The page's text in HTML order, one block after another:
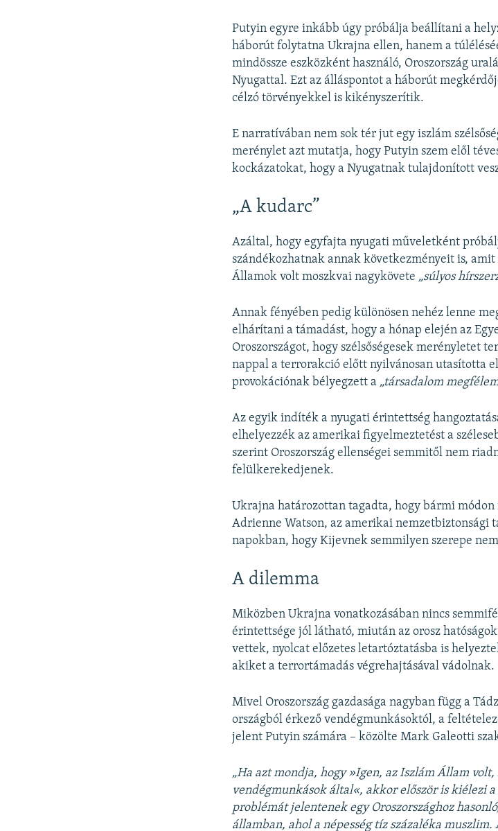
Putyin egyre inkább úgy próbálja beállítani a
háborút folytatna Ukrajna ellen, hanem a
mindössze eszközként használó, Oroszország
Nyugattal. Ezt az álláspontot a háborút
célzó törvényekkel is kikényszerítik.
E narratívában nem sok tér jut egy iszlám
merénylet azt mutatja, hogy Putyin szem elől
kockázatokat, hogy a Nyugatnak tulajdonított
„A kudarc”
Azáltal, hogy egyfajta nyugati műveletként
szándékozhatnak annak következményeit is,
Államok volt moszkvai nagykövete „súlyos
Annak fényében pedig különösen nehéz lenne
elhárítani a támadást, hogy a hónap elején az
Oroszországot, hogy szélsőségesek merényletet
nappal a terrorakció előtt nyilvánosan utasította
provokációnak bélyegzett a „társadalom
Az egyik indíték a nyugati érintettség
elhelyezzék az amerikai figyelmeztetést a
szerint Oroszország ellenségei semmitől nem
felülkerekedjenek.
Ukrajna határozottan tagadta, hogy bármi módon
Adrienne Watson, az amerikai nemzetbiztonsági
napokban, hogy Kijevnek semmilyen szerepe
A dilemma
Miközben Ukrajna vonatkozásában nincs
érintettsége jól látható, miután az orosz
vettek, nyolcat előzetes letartóztatásba is
akiket a terrortámadás végrehajtásával vádolnak.
Mivel Oroszország gazdasága nagyban függ a
országból érkező vendégmunkásoktól, a
jelent Putyin számára – közölte Mark Galeotti
„Ha azt mondja, hogy »Igen, az Iszlám Állam
vendégmunkások által«, akkor először is kiélezi
problémát jelentenek egy Oroszországhoz
államban, ahol a népesség tíz százaléka